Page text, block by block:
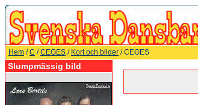
Hem /C /CEGES / Kort och bilder / CEGES
Slumpmässig bild